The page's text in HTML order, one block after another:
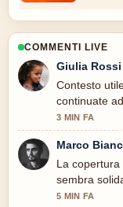
COMMENTI LIVE
Giulia Rossi
Contesto
continuate
3 MIN FA
Marco
La
sembra
5 MIN FA